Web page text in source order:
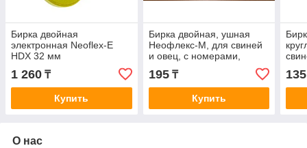
Бирка двойная
электронная Neoflex-E
HDX 32 мм
1 260 ₸
Купить
Бирка двойная, ушная
Неофлекс-М, для свиней
и овец, с номерами,
малая 34,5х33 мм
195₸
Купить
135
О нас